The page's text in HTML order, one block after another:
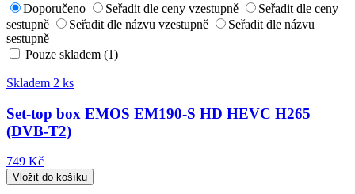
Doporučeno
Seřadit dle ceny vzestupně
Seřadit dle ceny
sestupně
Seřadit dle názvu vzestupně
Seřadit dle názvu
sestupně
Pouze skladem (1)
Skladem 2 ks
Set-top box EMOS EM190-S HD HEVC H265
(DVB-T2)
749 Kč